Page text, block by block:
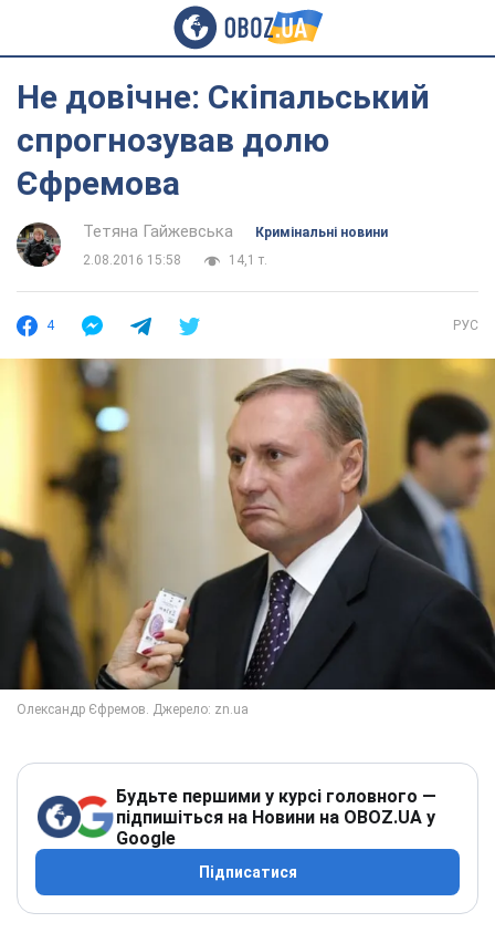
Не довічне: Скіпальський
спрогнозував долю
Єфремова
Тетяна Гайжевська
Кримінальні новини
2.08.2016 15:58
14,1 т.
4 РУС
Будьте першими у курсі головного —
підпишіться на Новини на OBOZ.UA у
Google
Підписатися